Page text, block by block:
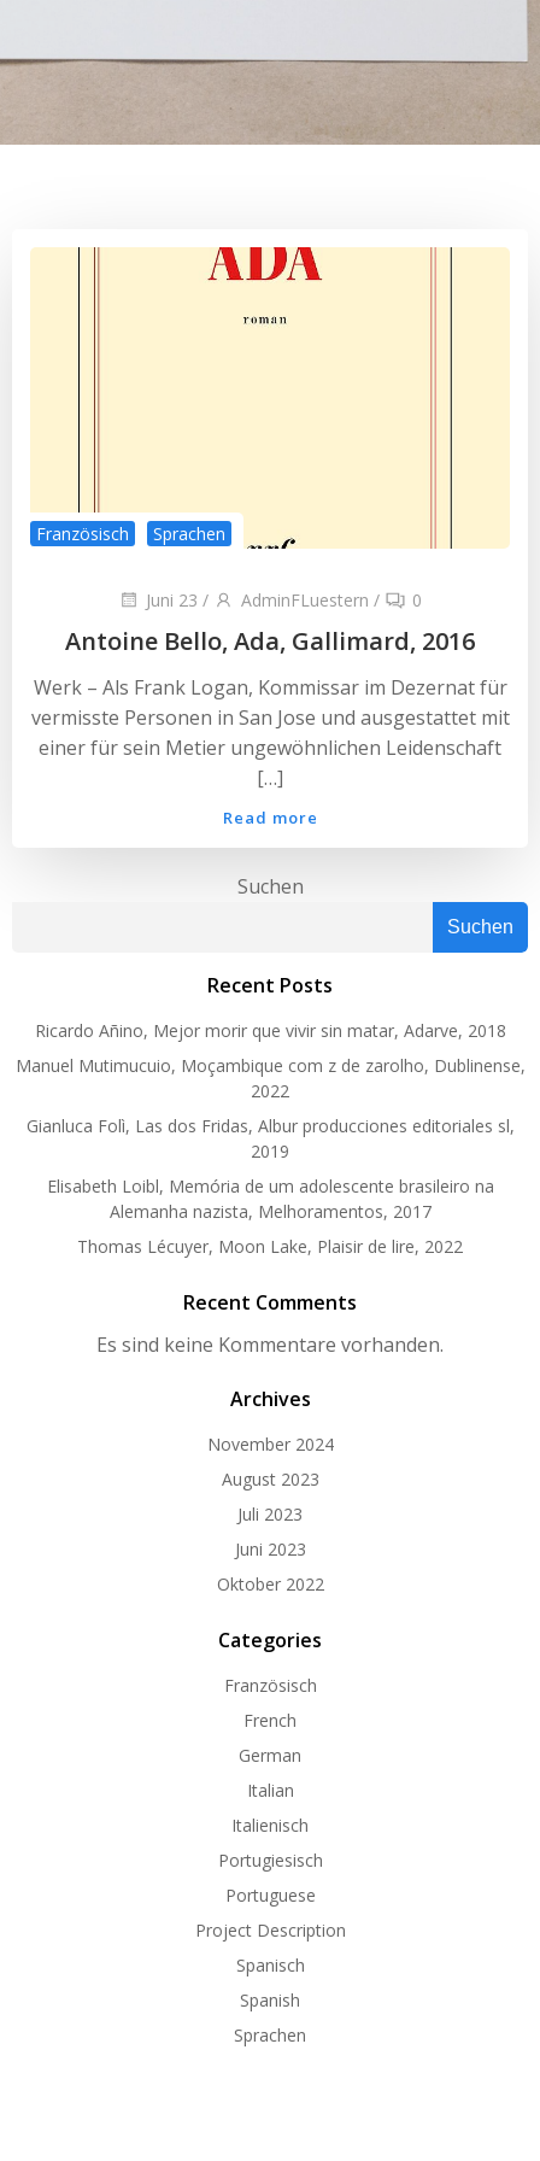
Französisch Sprachen
Juni 23 / AdminFLuestern / 0
Antoine Bello, Ada, Gallimard, 2016
Werk – Als Frank Logan, Kommissar im Dezernat für
vermisste Personen in San Jose und ausgestattet mit
einer für sein Metier ungewöhnlichen Leidenschaft
[…]
Read more
Suchen
Suchen
Recent Posts
Ricardo Añino, Mejor morir que vivir sin matar, Adarve, 2018
Manuel Mutimucuio, Moçambique com z de zarolho, Dublinense,
2022
Gianluca Folì, Las dos Fridas, Albur producciones editoriales sl,
2019
Elisabeth Loibl, Memória de um adolescente brasileiro na
Alemanha nazista, Melhoramentos, 2017
Thomas Lécuyer, Moon Lake, Plaisir de lire, 2022
Recent Comments
Es sind keine Kommentare vorhanden.
Archives
November 2024
August 2023
Juli 2023
Juni 2023
Oktober 2022
Categories
Französisch
French
German
Italian
Italienisch
Portugiesisch
Portuguese
Project Description
Spanisch
Spanish
Sprachen